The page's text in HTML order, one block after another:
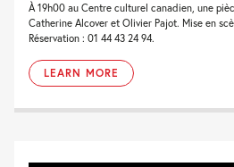
À 19h00 au Centre culturel canadien, une
Catherine Alcover et Olivier Pajot. Mise en
Réservation : 01 44 43 24 94.
LEARN MORE